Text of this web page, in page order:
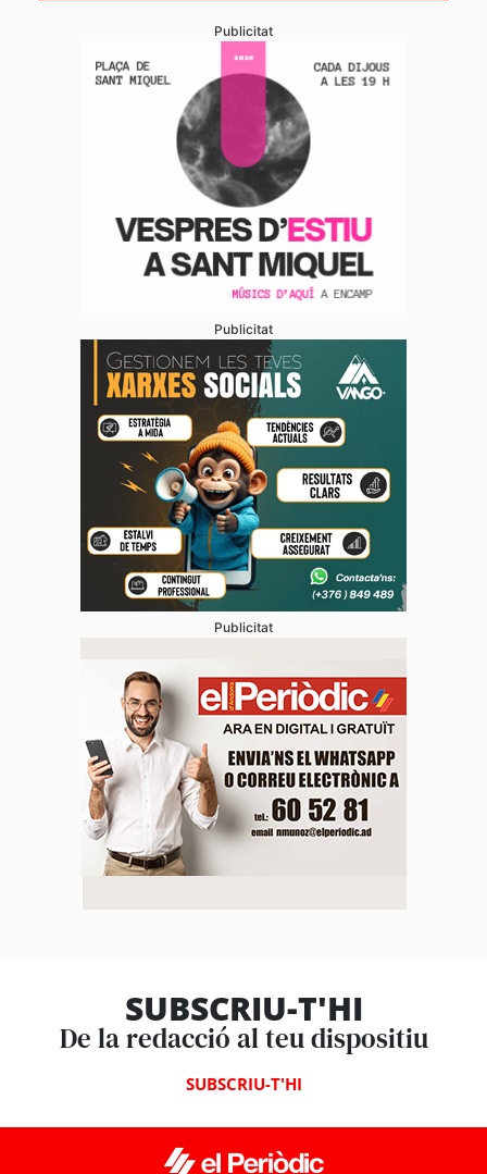
Publicitat
Publicitat
Publicitat
SUBSCRIU-T'HI
De la redacció al teu dispositiu
SUBSCRIU-T'HI